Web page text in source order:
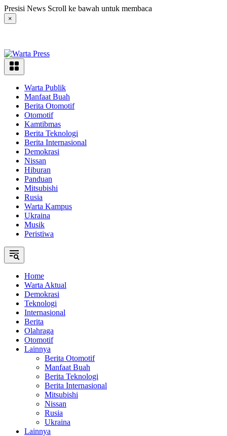
Langsung
ke
konten
Presisi News Scroll ke bawah untuk membaca
×
Warta Publik
Manfaat Buah
Berita Otomotif
Otomotif
Kamtibmas
Berita Teknologi
Berita Internasional
Demokrasi
Nissan
Hiburan
Panduan
Mitsubishi
Rusia
Warta Kampus
Ukraina
Musik
Peristiwa
Home
Warta Aktual
Demokrasi
Teknologi
Internasional
Berita
Olahraga
Otomotif
Lainnya
Berita Otomotif
Manfaat Buah
Berita Teknologi
Berita Internasional
Mitsubishi
Nissan
Rusia
Ukraina
Lainnya